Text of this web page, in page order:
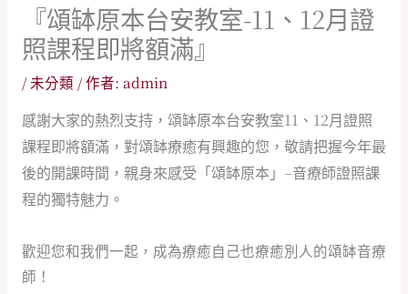
『頌缽原本台安教室-11、12月證
照課程即將額滿』
/未分類 / 作者: admin
感謝大家的熱烈支持，頌缽原本台安教室11、12月證照
課程即將額滿，對頌缽療癒有興趣的您，敬請把握今年最
後的開課時間，親身來感受「頌缽原本」–音療師證照課
程的獨特魅力。
歡迎您和我們一起，成為療癒自己也療癒別人的頌缽音療
師！